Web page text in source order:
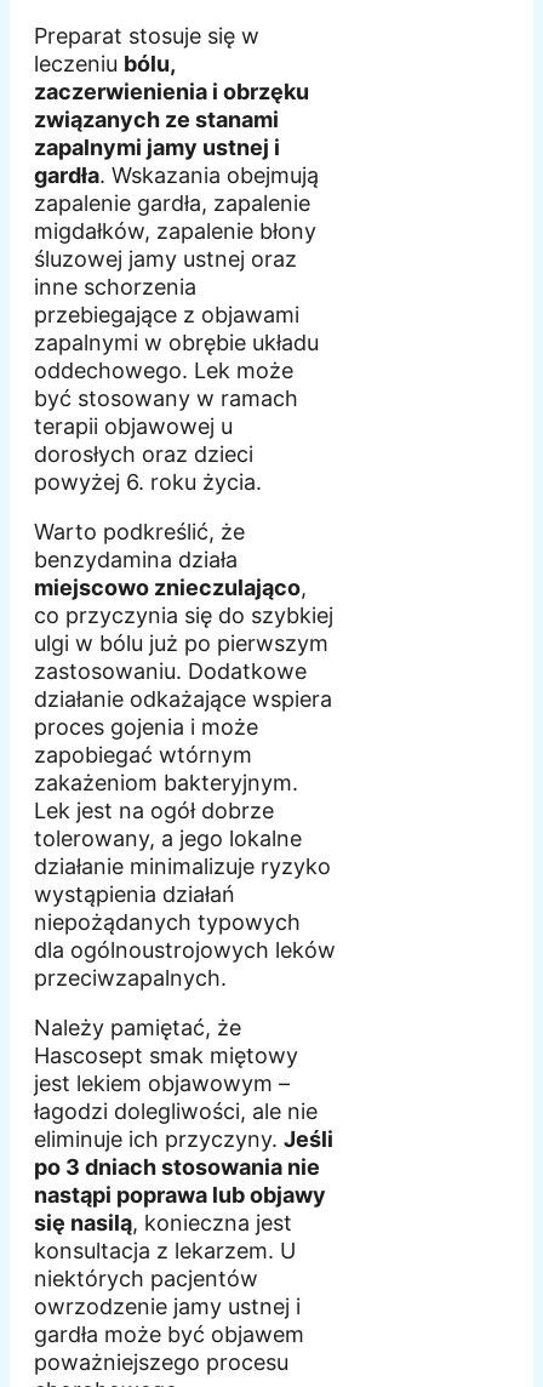
Preparat stosuje się w
leczeniu bólu,
zaczerwienienia i obrzęku
związanych ze stanami
zapalnymi jamy ustnej i
gardła. Wskazania obejmują
zapalenie gardła, zapalenie
migdałków, zapalenie błony
śluzowej jamy ustnej oraz
inne schorzenia
przebiegające z objawami
zapalnymi w obrębie układu
oddechowego. Lek może
być stosowany w ramach
terapii objawowej u
dorosłych oraz dzieci
powyżej 6. roku życia.
Warto podkreślić, że
benzydamina działa
miejscowo znieczulająco,
co przyczynia się do szybkiej
ulgi w bólu już po pierwszym
zastosowaniu. Dodatkowe
działanie odkażające wspiera
proces gojenia i może
zapobiegać wtórnym
zakażeniom bakteryjnym.
Lek jest na ogół dobrze
tolerowany, a jego lokalne
działanie minimalizuje ryzyko
wystąpienia działań
niepożądanych typowych
dla ogólnoustrojowych leków
przeciwzapalnych.
Należy pamiętać, że
Hascosept smak miętowy
jest lekiem objawowym –
łagodzi dolegliwości, ale nie
eliminuje ich przyczyny. Jeśli
po 3 dniach stosowania nie
nastąpi poprawa lub objawy
się nasilą, konieczna jest
konsultacja z lekarzem. U
niektórych pacjentów
owrzodzenie jamy ustnej i
gardła może być objawem
poważniejszego procesu